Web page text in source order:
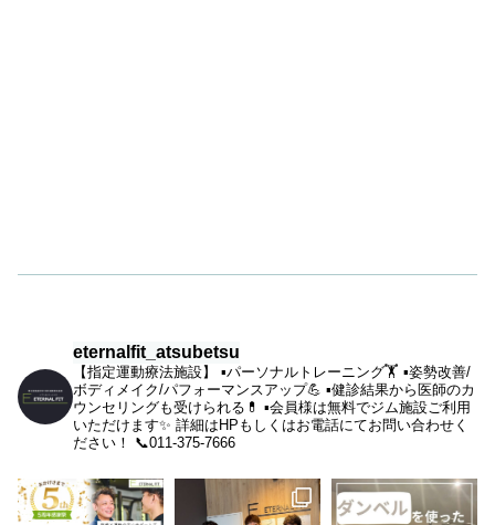
eternalfit_atsubetsu
【指定運動療法施設】 ▪︎パーソナルトレーニング🏋️ ▪︎姿勢改善/
ボディメイク/パフォーマンスアップ💪 ▪︎健診結果から医師のカ
ウンセリングも受けられる💊 ▪︎会員様は無料でジム施設ご利用
いただけます✨ 詳細はHPもしくはお電話にてお問い合わせく
ださい！
📞011-375-7666